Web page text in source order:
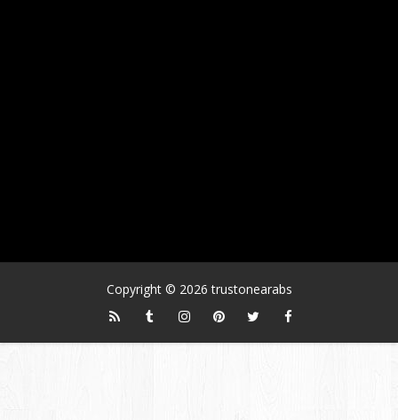
Copyright © 2026trustonearabs